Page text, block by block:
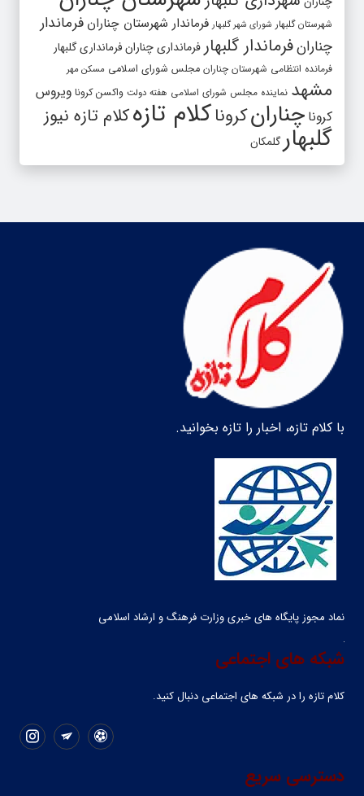
شهرستان گلبهار شورای شهر گلبهار فرماندار شهرستان چناران فرماندار
چنارانفرماندار گلبهار فرمانداری چنارانفرمانداری گلبهار
فرمانده انتظامی شهرستان چناران مجلس شورای اسلامی مسکن مهر
مشهد نماینده مجلس شورای اسلامی هفته دولت واکسن کرونا ویروس
کرونا چنارانکروناکلام تازهکلام تازه نیوز
گلبهارگلمکان
با کلام تازه، اخبار را تازه بخوانید.
نماد مجوز پایگاه های خبری وزارت فرهنگ و ارشاد اسلامی
شبکه های اجتماعی
کلام تازه را در شبکه ‌های اجتماعی دنبال کنید.
دسترسی سریع